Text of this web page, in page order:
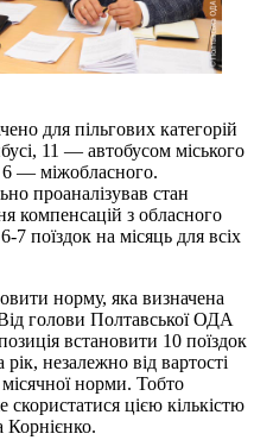
для пільгових категорій
11 — автобусом міського
— міжобласного.
проаналізував стан
компенсацій з обласного
поїздок на місяць для всіх
норму, яка визначена
голови Полтавської ОДА
встановити 10 поїздок
незалежно від вартості
місячної норми. Тобто
цією кількістю